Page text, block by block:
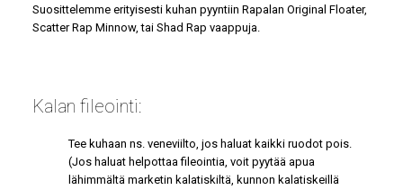
Suosittelemme erityisesti kuhan pyyntiin Rapalan Original Floater,
Scatter Rap Minnow, tai Shad Rap vaappuja.
Kalan fileointi:
Tee kuhaan ns. veneviilto, jos haluat kaikki ruodot pois.
(Jos haluat helpottaa fileointia, voit pyytää apua
lähimmältä marketin kalatiskiltä, kunnon kalatiskeillä